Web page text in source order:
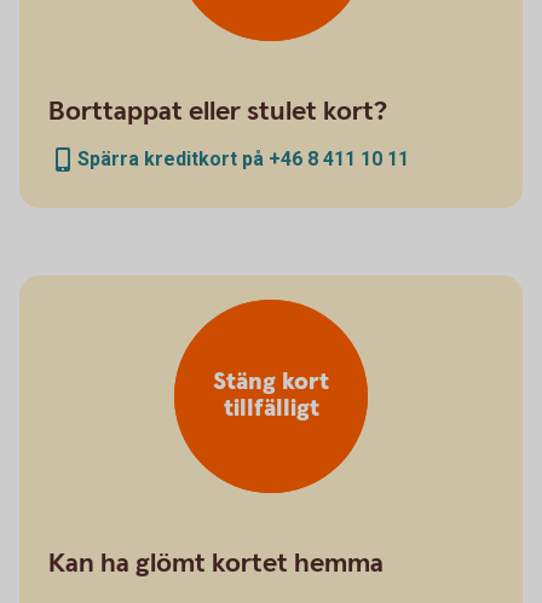
Borttappat eller stulet kort?
Spärra kreditkort på +46 8 411 10 11
Stäng kort
tillfälligt
Kan ha glömt kortet hemma